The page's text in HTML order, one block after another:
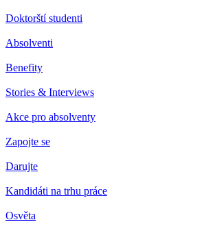
Doktorští studenti
Absolventi
Benefity
Stories & Interviews
Akce pro absolventy
Zapojte se
Darujte
Kandidáti na trhu práce
Osvěta